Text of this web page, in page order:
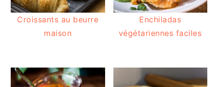
Croissants au beurre
maison
Enchiladas
végétariennes faciles